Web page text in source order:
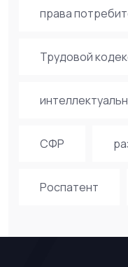
права
Трудовой
СФР
Роспатент